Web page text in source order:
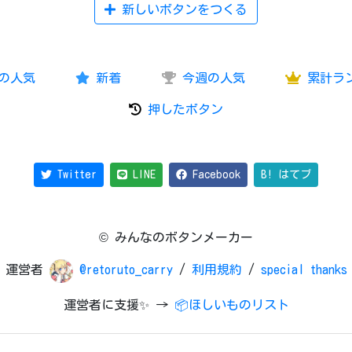
新しいボタンをつくる
人気 新着 今週の人気 累計ラ
押したボタン
Twitter LINE Facebook B! はてブ
© みんなのボタンメーカー
運営者 @retoruto_carry / 利用規約 / special thanks
運営者に支援✨ → 📦ほしいものリスト